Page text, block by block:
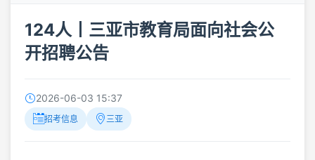
124人丨三亚市教育局面向社会公
开招聘公告
2026-06-03 15:37
招考信息 三亚